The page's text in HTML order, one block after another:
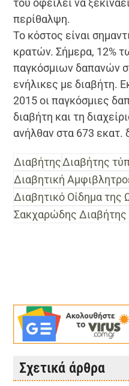
του οφείλει να
περίθαλψη.
Το κόστος είναι
κρατών. Σήμερα, 12%
παγκόσμιων δαπανών
ενήλικες με διαβήτη.
2015 οι παγκόσμιες
διαβήτη και τη
ανήλθαν στα 673 εκατ.
ΔιαβήτηςΔιαβήτης
Διαβητική
Διαβητικό Οίδημα της
Σακχαρώδης Διαβήτης
Σχετικά άρθρα